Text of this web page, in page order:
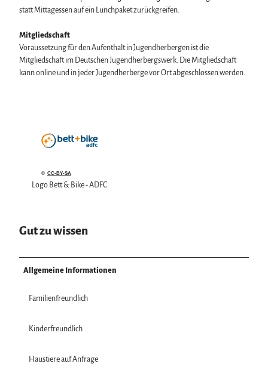
statt Mittagessen auf ein Lunchpaket zurückgreifen.
Mitgliedschaft
Voraussetzung für den Aufenthalt in Jugendherbergen ist die
Mitgliedschaft im Deutschen Jugendherbergswerk. Die Mitgliedschaft
kann online und in jeder Jugendherberge vor Ort abgeschlossen werden.
© CC-BY-SA
Logo Bett & Bike - ADFC
Gut zu wissen
Allgemeine Informationen
Familienfreundlich
Kinderfreundlich
Haustiere auf Anfrage